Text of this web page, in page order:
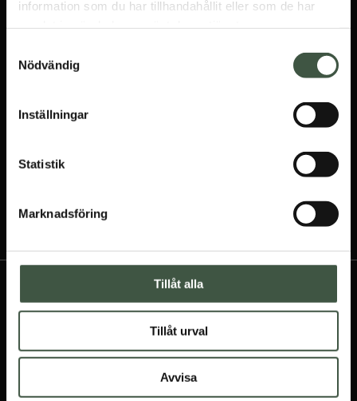
information som du har tillhandahållit eller som de har
Nödvändig
Inställningar
Statistik
Marknadsföring
Tillåt alla
Tillåt urval
Avvisa
NYHETSBREVET
OM OSS
Välj regnkläder med kvalité från Farmerrain tillverkade i PVC